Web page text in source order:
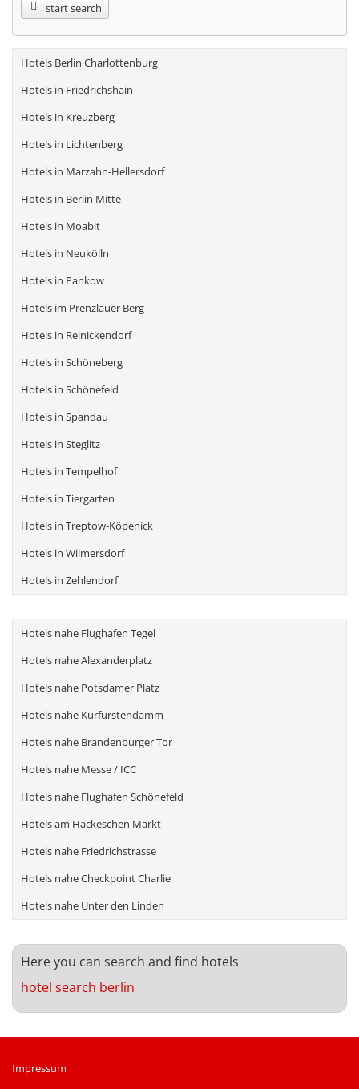
start search
Hotels Berlin Charlottenburg
Hotels in Friedrichshain
Hotels in Kreuzberg
Hotels in Lichtenberg
Hotels in Marzahn-Hellersdorf
Hotels in Berlin Mitte
Hotels in Moabit
Hotels in Neukölln
Hotels in Pankow
Hotels im Prenzlauer Berg
Hotels in Reinickendorf
Hotels in Schöneberg
Hotels in Schönefeld
Hotels in Spandau
Hotels in Steglitz
Hotels in Tempelhof
Hotels in Tiergarten
Hotels in Treptow-Köpenick
Hotels in Wilmersdorf
Hotels in Zehlendorf
Hotels nahe Flughafen Tegel
Hotels nahe Alexanderplatz
Hotels nahe Potsdamer Platz
Hotels nahe Kurfürstendamm
Hotels nahe Brandenburger Tor
Hotels nahe Messe / ICC
Hotels nahe Flughafen Schönefeld
Hotels am Hackeschen Markt
Hotels nahe Friedrichstrasse
Hotels nahe Checkpoint Charlie
Hotels nahe Unter den Linden
Here you can search and find hotels
hotel search berlin
Impressum